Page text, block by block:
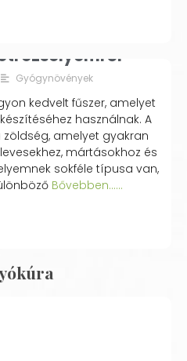
Gyógynövények
kedvelt fűszer, amelyet
használnak. A
amelyet gyakran
mártásokhoz és
sokféle típusa van,
Bővebben...…